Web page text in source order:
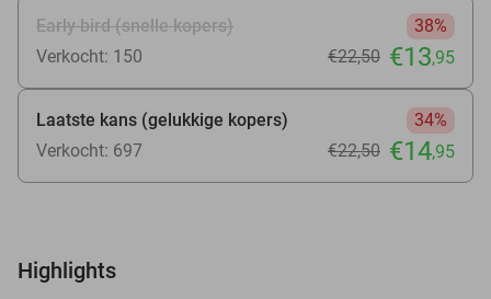
Early bird (snelle kopers)
38%
Verkocht: 150
€22,50 €13,95
Laatste kans (gelukkige kopers)
34%
Verkocht: 697
€22,50 €14,95
Highlights